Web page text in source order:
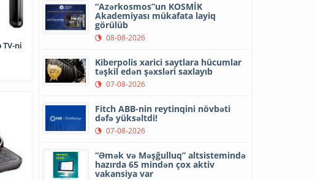
“Azərkosmos”un KOSMİK
Akademiyası mükafata layiq
görülüb
08-08-2026
Kiberpolis xarici saytlara hücumlar
təşkil edən şəxsləri saxlayıb
07-08-2026
Fitch ABB-nin reytinqini növbəti
dəfə yüksəltdi!
07-08-2026
“Əmək və Məşğulluq” altsistemində
hazırda 65 mindən çox aktiv
vakansiya var